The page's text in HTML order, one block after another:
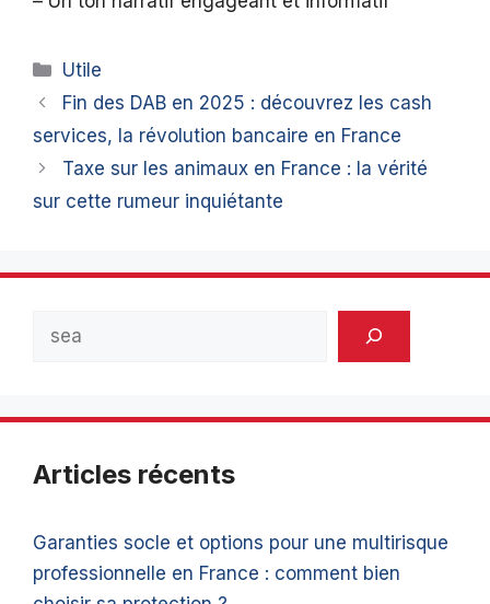
Catégories
Utile
Fin des DAB en 2025 : découvrez les cash
services, la révolution bancaire en France
Taxe sur les animaux en France : la vérité
sur cette rumeur inquiétante
Articles récents
Garanties socle et options pour une multirisque
professionnelle en France : comment bien